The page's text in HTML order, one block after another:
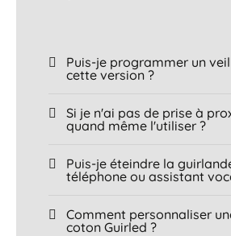
Puis-je programmer un
cette version ?
Si je n'ai pas de prise à
quand même l'utiliser ?
Puis-je éteindre la
téléphone ou assistant
Comment personnaliser
coton Guirled ?